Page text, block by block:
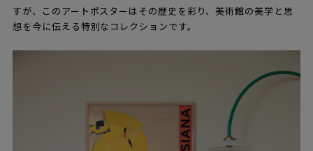
すが、このアートポスターはその歴史を彩り、美術館の美学と思
想を今に伝える特別なコレクションです。